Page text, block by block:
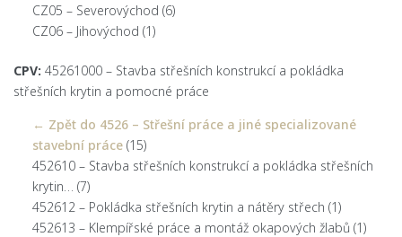
CZ05 – Severovýchod (6)
CZ06 – Jihovýchod (1)
CPV: 45261000 – Stavba střešních konstrukcí a pokládka
střešních krytin a pomocné práce
← Zpět do 4526 – Střešní práce a jiné specializované
stavební práce (15)
452610 – Stavba střešních konstrukcí a pokládka střešních
krytin… (7)
452612 – Pokládka střešních krytin a nátěry střech (1)
452613 – Klempířské práce a montáž okapových žlabů (1)